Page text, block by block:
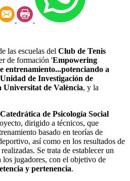
las escuelas del Club de Tenis
de formación 'Empowering
entrenamiento...potenciando a
Unidad de Investigación de
Universitat de València, y la
de Psicología Social
dirigido a técnicos, que
basado en teorías de
así como en los resultados de
Se trata de establecer un
los jugadores, con el objetivo de
y pertenencia.